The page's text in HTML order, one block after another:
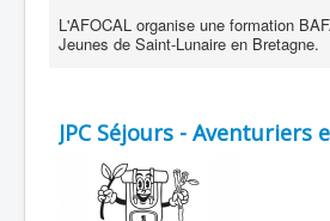
L'AFOCAL organise une formation
Jeunes de Saint-Lunaire en Bretagne.
JPC Séjours - Aventuriers